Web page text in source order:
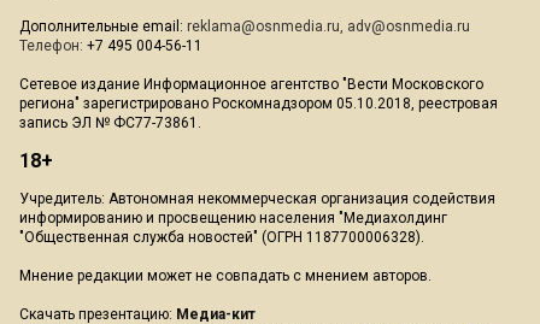
Дополнительные email: reklama@osnmedia.ru, adv@osnmedia.ru
Телефон: +7 495 004-56-11
Сетевое издание Информационное агентство "Вести Московского
региона" зарегистрировано Роскомнадзором 05.10.2018, реестровая
запись ЭЛ № ФС77-73861.
18+
Учредитель: Автономная некоммерческая организация содействия
информированию и просвещению населения "Медиахолдинг
"Общественная служба новостей" (ОГРН 1187700006328).
Мнение редакции может не совпадать с мнением авторов.
Скачать презентацию: Медиа-кит